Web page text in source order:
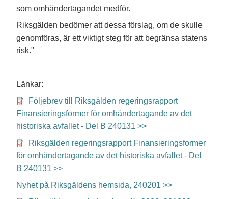
som omhändertagandet medför.
Riksgälden bedömer att dessa förslag, om de skulle
genomföras, är ett viktigt steg för att begränsa statens
risk."
Länkar:
Följebrev till Riksgälden regeringsrapport
Finansieringsformer för omhändertagande av det
historiska avfallet - Del B 240131 >>
Riksgälden regeringsrapport Finansieringsformer
för omhändertagande av det historiska avfallet - Del
B 240131 >>
Nyhet på Riksgäldens hemsida, 240201 >>